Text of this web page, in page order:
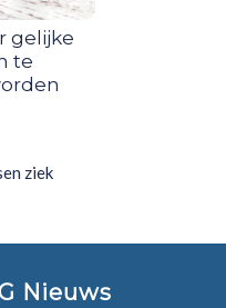
gelijke
te
ziek
Nieuws